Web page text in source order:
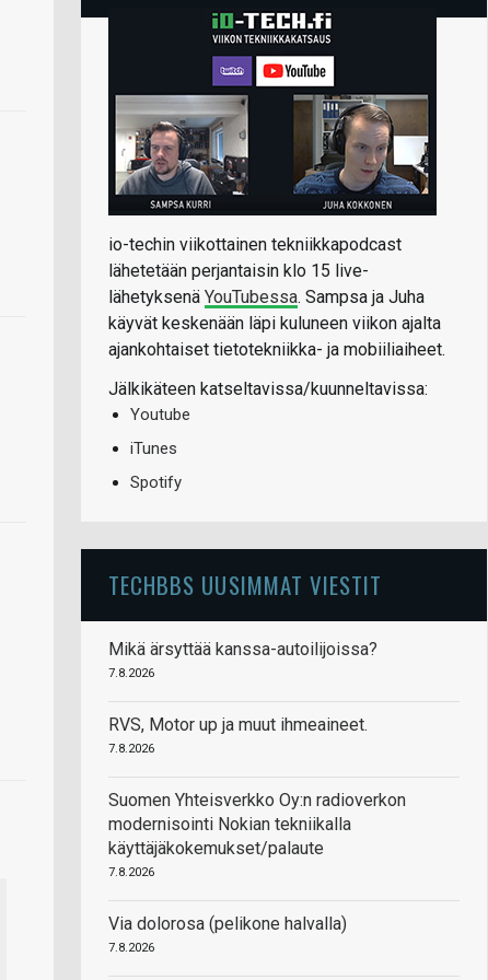
io-techin viikottainen tekniikkapodcast
lähetetään perjantaisin klo 15 live-
lähetyksenä YouTubessa. Sampsa ja Juha
käyvät keskenään läpi kuluneen viikon ajalta
ajankohtaiset tietotekniikka- ja mobiiliaiheet.
Jälkikäteen katseltavissa/kuunneltavissa:
Youtube
iTunes
Spotify
TECHBBS UUSIMMAT VIESTIT
Mikä ärsyttää kanssa-autoilijoissa?
7.8.2026
RVS, Motor up ja muut ihmeaineet.
7.8.2026
Suomen Yhteisverkko Oy:n radioverkon
modernisointi Nokian tekniikalla
käyttäjäkokemukset/palaute
7.8.2026
Via dolorosa (pelikone halvalla)
7.8.2026